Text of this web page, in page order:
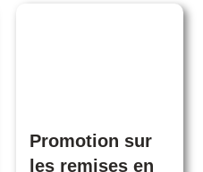
Promotion sur
les remises en